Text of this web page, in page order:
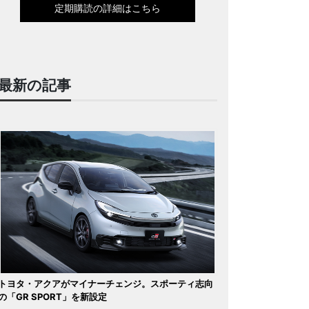
定期購読の詳細はこちら
新の記事
ヨタ・アクアがマイナーチェンジ。スポーティ志向
「GR SPORT」を新設定